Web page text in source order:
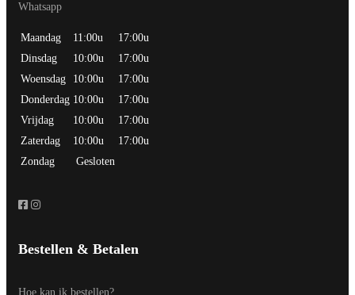
Whatsapp
Maandag 11:00u
17:00u
Dinsdag
10:00u
17:00u
Woensdag
10:00u
17:00u
Donderdag 10:00u
17:00u
Vrijdag
10:00u
17:00u
Zaterdag
10:00u
17:00u
Zondag
Gesloten
Bestellen & Betalen
Hoe kan ik bestellen?